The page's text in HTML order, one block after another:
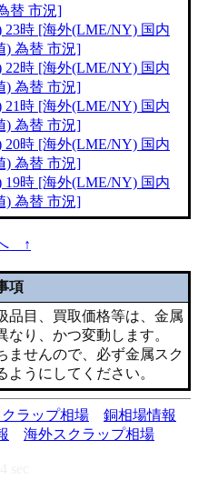
替 市況]
23時 [海外(LME/NY) 国内
) 為替 市況]
22時 [海外(LME/NY) 国内
) 為替 市況]
21時 [海外(LME/NY) 国内
) 為替 市況]
20時 [海外(LME/NY) 国内
) 為替 市況]
19時 [海外(LME/NY) 国内
) 為替 市況]
↑
項
品目、買取価格等は、金属
り、かつ変動します。
ませんので、必ず金属スク
うにしてください。
クラップ相場
銅相場情報
海外スクラップ相場